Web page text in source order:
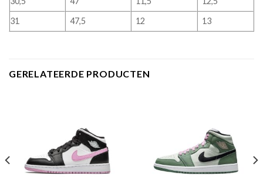
31
47,5 12 13
GERELATEERDE PRODUCTEN